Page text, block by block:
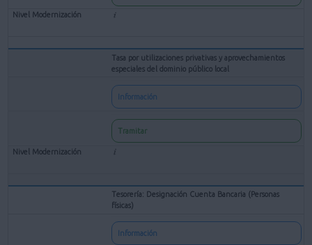
Tasa por utilizaciones privativas y aprovechamientos
especiales del dominio público local
Información
Tramitar
Tesorería: Designación Cuenta Bancaria (Personas
físicas)
Información